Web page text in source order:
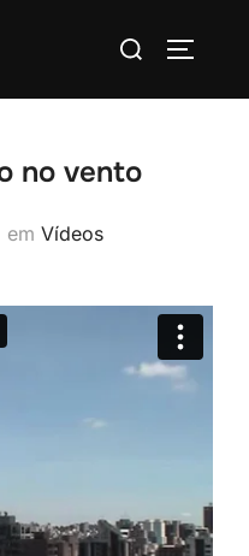
Pesquisar
no vento
em Vídeos